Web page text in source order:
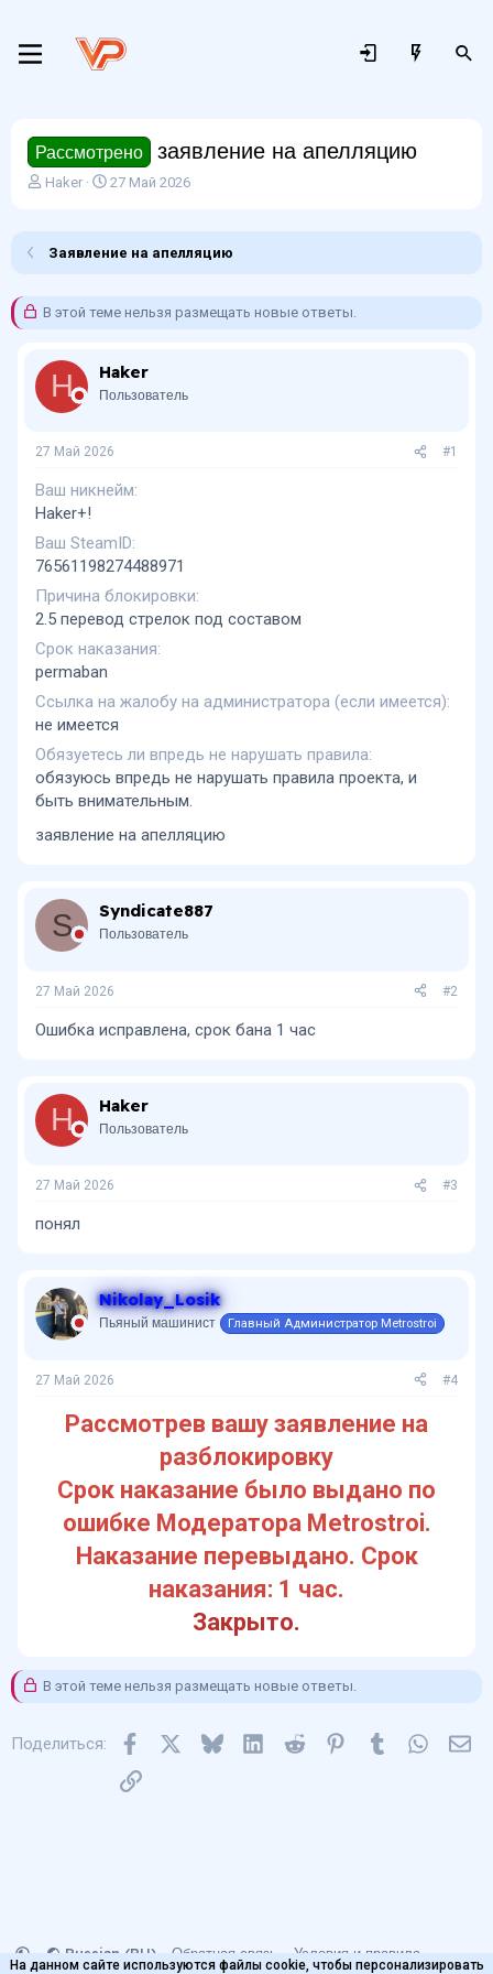
Рассмотрено заявление на апелляцию
А
р
м
Haker
Д
н
а
27 Май 2026
Заявление на апелляцию
В этой теме нельзя размещать новые ответы.
H Haker
Пользователь
27 Май 2026 #1
Ваш никнейм
Haker+!
Ваш SteamID
76561198274488971
Причина блокировки
2.5 перевод стрелок под составом
Срок наказания
permaban
Ссылка на жалобу на администратора (если имеется)
не имеется
Обязуетесь ли впредь не нарушать правила
обязуюсь впредь не нарушать правила проекта, и
быть внимательным.
заявление на апелляцию
S Syndicate887
Пользователь
27 Май 2026 #2
Ошибка исправлена, срок бана 1 час
H Haker
Пользователь
27 Май 2026 #3
понял
Nikolay_Losik
Пьяный машинист Главный Администратор Metrostroi
27 Май 2026 #4
Рассмотрев вашу заявление на
разблокировку
Срок наказание было выдано по
ошибке Модератора Metrostroi.
Наказание перевыдано. Cрок
наказания: 1 час.
Закрыто.
В этой теме нельзя размещать новые ответы.
Поделиться: Facebook Bluesky LinkedInReddit PinterestTumblr
Ссылка
Russian (RU) Обратная связь
Условия и правила
На данном сайте используются файлы cookie, чтобы персонализировать